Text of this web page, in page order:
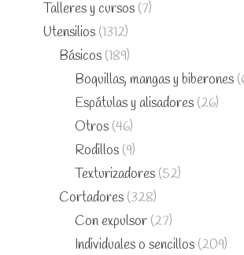
Talleres y cursos (7)
Utensilios (1312)
Básicos (189)
Boquillas, mangas y biberones
Espátulas y alisadores (26)
Otros (46)
Rodillos (9)
Texturizadores (52)
Cortadores (328)
Con expulsor (27)
Individuales o sencillos (209)